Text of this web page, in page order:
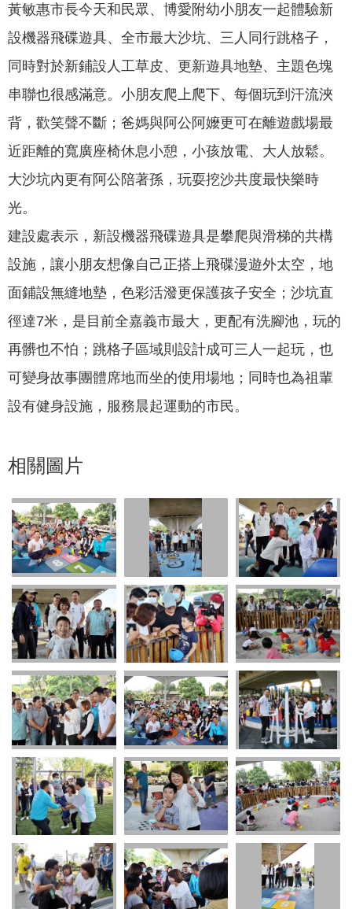
資
料
開
放
宣
告
黃敏惠市長今天和民眾、博愛附幼小朋友一起體驗新
設機器飛碟遊具、全市最大沙坑、三人同行跳格子，
同時對於新鋪設人工草皮、更新遊具地墊、主題色塊
串聯也很感滿意。小朋友爬上爬下、每個玩到汗流浹
背，歡笑聲不斷；爸媽與阿公阿嬤更可在離遊戲場最
近距離的寬廣座椅休息小憩，小孩放電、大人放鬆。
大沙坑內更有阿公陪著孫，玩耍挖沙共度最快樂時
光。
建設處表示，新設機器飛碟遊具是攀爬與滑梯的共構
設施，讓小朋友想像自己正搭上飛碟漫遊外太空，地
面鋪設無縫地墊，色彩活潑更保護孩子安全；沙坑直
徑達7米，是目前全嘉義市最大，更配有洗腳池，玩的
再髒也不怕；跳格子區域則設計成可三人一起玩，也
可變身故事團體席地而坐的使用場地；同時也為祖輩
設有健身設施，服務晨起運動的市民。
相關圖片